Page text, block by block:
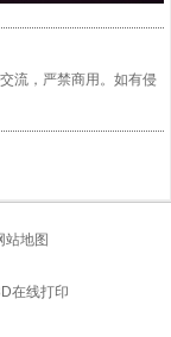
流，严禁商用。如有侵
站地图
在线打印